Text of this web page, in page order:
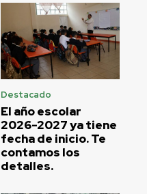
Destacado
El año escolar
2026-2027 ya tiene
fecha de inicio. Te
contamos los
detalles.